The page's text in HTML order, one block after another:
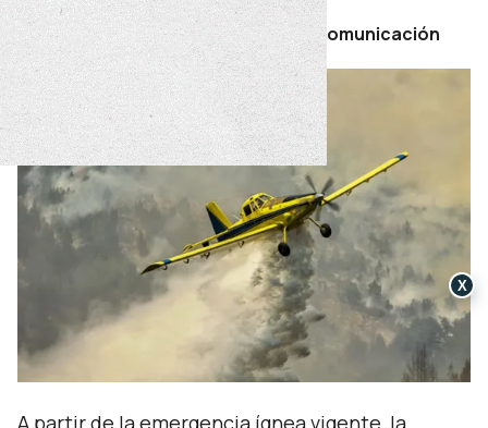
Por Secretaría de Prensa y Comunicación
A partir de la emergencia ígnea vigente, la
X